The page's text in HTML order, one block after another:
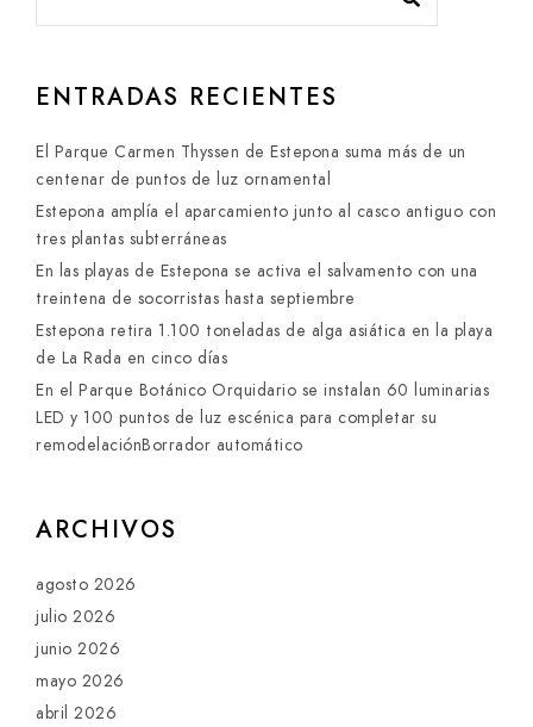
ENTRADAS RECIENTES
El Parque Carmen Thyssen de Estepona suma más de un
centenar de puntos de luz ornamental
Estepona amplía el aparcamiento junto al casco antiguo con
tres plantas subterráneas
En las playas de Estepona se activa el salvamento con una
treintena de socorristas hasta septiembre
Estepona retira 1.100 toneladas de alga asiática en la playa
de La Rada en cinco días
En el Parque Botánico Orquidario se instalan 60 luminarias
LED y 100 puntos de luz escénica para completar su
remodelaciónBorrador automático
ARCHIVOS
agosto 2026
julio 2026
junio 2026
mayo 2026
abril 2026